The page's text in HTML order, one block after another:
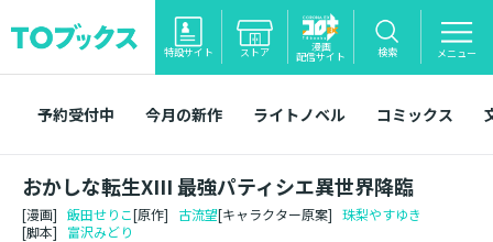
特設サイト ストア 漫画
配信サイト 検索 メニュー
予約受付中 今月の新作 ライトノベル コミックス
おかしな転生XIII 最強パティシエ異世界降臨
[漫画] 飯田せりこ[原作] 古流望[キャラクター原案] 珠梨やすゆき
[脚本] 富沢みどり